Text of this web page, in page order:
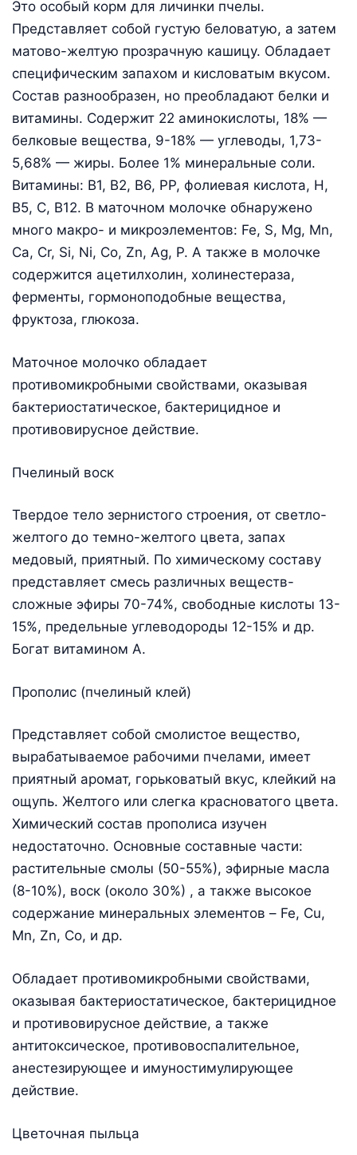
Это особый корм для личинки пчелы.
Представляет собой густую беловатую, а затем
матово-желтую прозрачную кашицу. Обладает
специфическим запахом и кисловатым вкусом.
Состав разнообразен, но преобладают белки и
витамины. Содержит 22 аминокислоты, 18% —
белковые вещества, 9-18% — углеводы, 1,73-
5,68% — жиры. Более 1% минеральные соли.
Витамины: B1, B2, B6, PP, фолиевая кислота, Н,
В5, С, В12. В маточном молочке обнаружено
много макро- и микроэлементов: Fe, S, Mg, Mn,
Ca, Cr, Si, Ni, Co, Zn, Ag, P. А также в молочке
содержится ацетилхолин, холинестераза,
ферменты, гормоноподобные вещества,
фруктоза, глюкоза.
Маточное молочко обладает
противомикробными свойствами, оказывая
бактериостатическое, бактерицидное и
противовирусное действие.
Пчелиный воск
Твердое тело зернистого строения, от светло-
желтого до темно-желтого цвета, запах
медовый, приятный. По химическому составу
представляет смесь различных веществ-
сложные эфиры 70-74%, свободные кислоты 13-
15%, предельные углеводороды 12-15% и др.
Богат витамином А.
Прополис (пчелиный клей)
Представляет собой смолистое вещество,
вырабатываемое рабочими пчелами, имеет
приятный аромат, горьковатый вкус, клейкий на
ощупь. Желтого или слегка красноватого цвета.
Химический состав прополиса изучен
недостаточно. Основные составные части:
растительные смолы (50-55%), эфирные масла
(8-10%), воск (около 30%) , а также высокое
содержание минеральных элементов – Fe, Cu,
Mn, Zn, Co, и др.
Обладает противомикробными свойствами,
оказывая бактериостатическое, бактерицидное
и противовирусное действие, а также
антитоксическое, противовоспалительное,
анестезирующее и имуностимулирующее
действие.
Цветочная пыльца